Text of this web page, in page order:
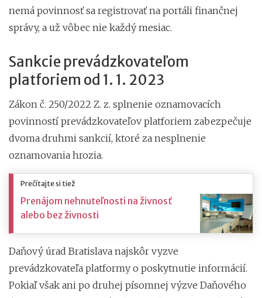
nemá povinnosť sa registrovať na portáli finančnej
správy, a už vôbec nie každý mesiac.
Sankcie prevádzkovateľom
platforiem od 1. 1. 2023
Zákon č. 250/2022 Z. z. splnenie oznamovacích
povinností prevádzkovateľov platforiem zabezpečuje
dvoma druhmi sankcií, ktoré za nesplnenie
oznamovania hrozia.
Prečítajte si tiež
Prenájom nehnuteľnosti na živnosť
alebo bez živnosti
Daňový úrad Bratislava najskôr vyzve
prevádzkovateľa platformy o poskytnutie informácií.
Pokiaľ však ani po druhej písomnej výzve Daňového